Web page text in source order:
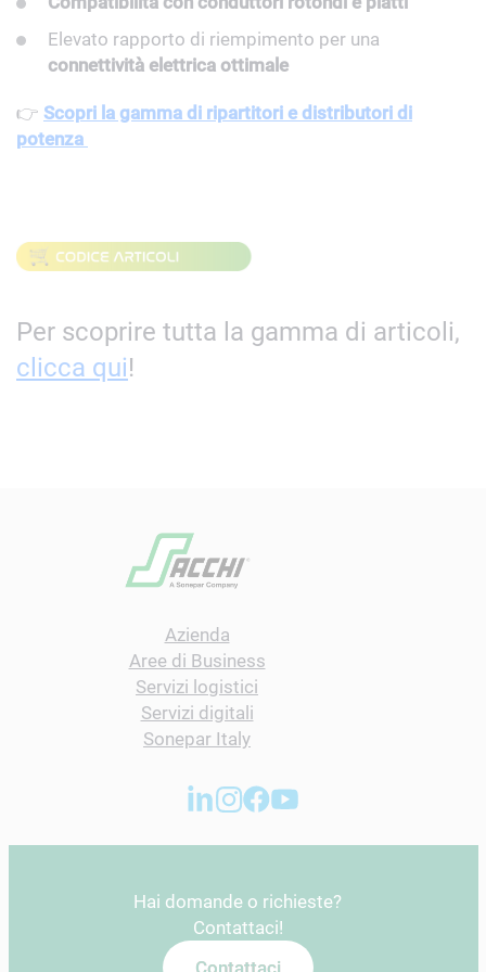
Elevato rapporto di riempimento per una
connettività elettrica ottimale
👉 Scopri la gamma di ripartitori e distributori di
potenza
Per scoprire tutta la gamma di articoli,
clicca qui!
Azienda
Aree di Business
Servizi logistici
Servizi digitali
Sonepar Italy
Hai domande o richieste?
Contattaci!
Contattaci